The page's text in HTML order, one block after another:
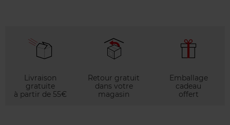
Livraison
gratuite
à partir de 55€
Retour gratuit
dans votre
magasin
Emballage
cadeau
offert